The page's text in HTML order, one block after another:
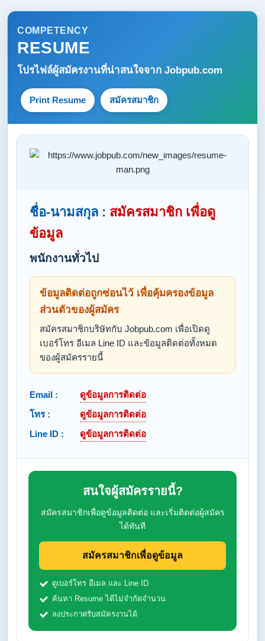
COMPETENCY
RESUME
โปรไฟล์ผู้สมัครงานที่น่าสนใจจาก Jobpub.com
Print Resume สมัครสมาชิก
ชื่อ-นามสกุล : สมัครสมาชิก เพื่อดู
ข้อมูล
พนักงานทั่วไป
ข้อมูลติดต่อถูกซ่อนไว้ เพื่อคุ้มครองข้อมูล
ส่วนตัวของผู้สมัคร
สมัครสมาชิกบริษัทกับ Jobpub.com เพื่อเปิดดู
เบอร์โทร อีเมล Line ID และข้อมูลติดต่อทั้งหมด
ของผู้สมัครรายนี้
Email :
ดูข้อมูลการติดต่อ
โทร :
ดูข้อมูลการติดต่อ
Line ID :
ดูข้อมูลการติดต่อ
สนใจผู้สมัครรายนี้?
สมัครสมาชิกเพื่อดูข้อมูลติดต่อ และเริ่มติดต่อผู้สมัคร
ได้ทันที
สมัครสมาชิกเพื่อดูข้อมูล
ดูเบอร์โทร อีเมล และ Line ID
ค้นหา Resume ได้ไม่จำกัดจำนวน
ลงประกาศรับสมัครงานได้